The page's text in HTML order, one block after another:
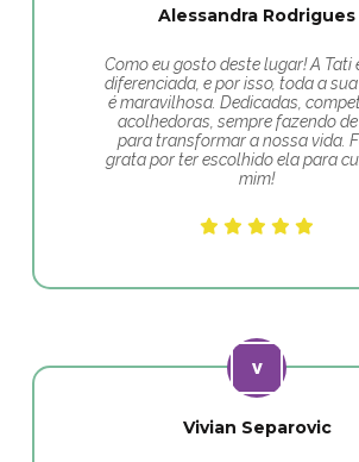
Alessandra Rodrigues
Como eu gosto deste lugar! A Tati
diferenciada, e por isso, toda a
é maravilhosa. Dedicadas,
acolhedoras, sempre fazendo
para transformar a nossa vida.
grata por ter escolhido ela para
mim!
Vivian Separovic